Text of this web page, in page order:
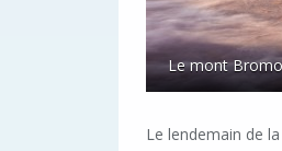
Le mont
Le lendemain de